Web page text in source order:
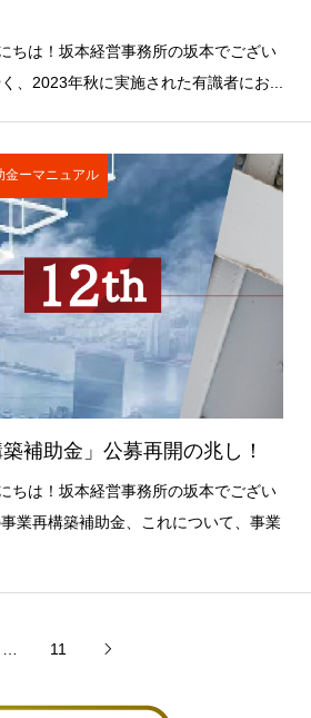
ちは！坂本経営事務所の坂本でござい
、2023年秋に実施された有識者にお...
金ーマニュアル
築補助金」公募再開の兆し！
ちは！坂本経営事務所の坂本でござい
業再構築補助金、これについて、事業
11 